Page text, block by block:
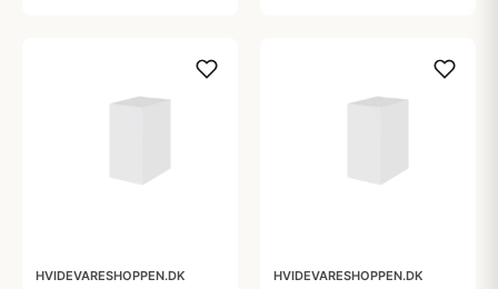
HVIDEVARESHOPPEN.DK HVIDEVARESHOPPEN.DK